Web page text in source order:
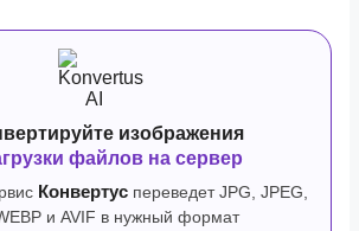
изображения
файлов на сервер
Конвертуспереведет JPG, JPEG,
и AVIF в нужный формат